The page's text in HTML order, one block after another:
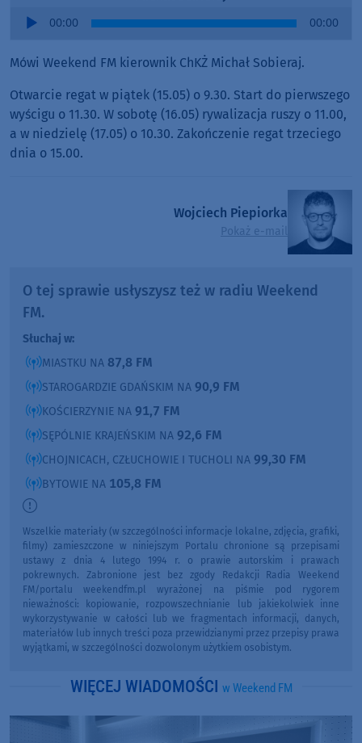
Audio
00:00 00:00
Mówi Weekend FM kierownik ChKŻ Michał Sobieraj.
Otwarcie regat w piątek (15.05) o 9.30. Start do pierwszego
wyścigu o 11.30. W sobotę (16.05) rywalizacja ruszy o 11.00,
a w niedzielę (17.05) o 10.30. Zakończenie regat trzeciego
dnia o 15.00.
Wojciech Piepiorka
Pokaż e-mail
O tej sprawie usłyszysz też w radiu Weekend
FM.
Słuchaj w:
MIASTKU NA 87,8 FM
STAROGARDZIE GDAŃSKIM NA 90,9 FM
KOŚCIERZYNIE NA 91,7 FM
SĘPÓLNIE KRAJEŃSKIM NA 92,6 FM
CHOJNICACH, CZŁUCHOWIE I TUCHOLI NA 99,30 FM
BYTOWIE NA 105,8 FM
Wszelkie materiały (w szczególności informacje lokalne, zdjęcia, grafiki,
filmy) zamieszczone w niniejszym Portalu chronione są przepisami
ustawy z dnia 4 lutego 1994 r. o prawie autorskim i prawach
pokrewnych. Zabronione jest bez zgody Redakcji Radia Weekend
FM/portalu weekendfm.pl wyrażonej na piśmie pod rygorem
nieważności: kopiowanie, rozpowszechnianie lub jakiekolwiek inne
wykorzystywanie w całości lub we fragmentach informacji, danych,
materiałów lub innych treści poza przewidzianymi przez przepisy prawa
wyjątkami, w szczególności dozwolonym użytkiem osobistym.
WIĘCEJ WIADOMOŚCI w Weekend FM